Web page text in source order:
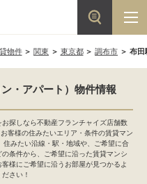
物件 関東 東京都 調布市 布田
・アパート）物件情報
探しなら不動産フランチャイズ店舗数
客様の住みたいエリア・条件の賃貸マン
みたい沿線・駅・地域や、ご希望に合
条件から、ご希望に沿った賃貸マンシ
様にご希望に沿うお部屋が見つかるよ
さい！